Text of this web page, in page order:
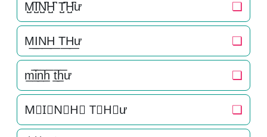
M̺͆I̺͆N̺͆H̺͆ T̺͆H̺͆ư ❏
M͟I͟N͟H͟ T͟H͟ư ❏
m̲̅i̲̅n̲̅h̲̅ t̲̅h̲̅ư ❏
M⃣I⃣N⃣H⃣ T⃣H⃣ư ❏